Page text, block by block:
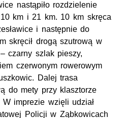
nastąpiło rozdzielenie
km i 21 km. 10 km skręca
i następnie do
skręcił drogą szutrową w
czarny szlak pieszy,
czerwonym rowerowym
Dalej trasa
do mety przy klasztorze
imprezie wzięli udział
Policji w Ząbkowicach